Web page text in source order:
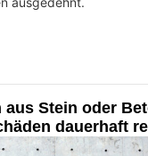
aus Stein oder
dauerhaft